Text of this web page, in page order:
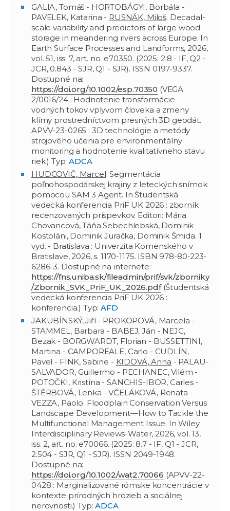
GALIA, Tomáš - HORTOBÁGYI, Borbála -
PAVELEK, Katarina - RUSNÁK, Miloš. Decadal-
scale variability and predictors of large wood
storage in meandering rivers across Europe. In
Earth Surface Processes and Landforms, 2026,
vol. 51, iss. 7, art. no. e70350. (2025: 2.8 - IF, Q2 -
JCR, 0.843 - SJR, Q1 - SJR). ISSN 0197-9337.
Dostupné na:
https://doi.org/10.1002/esp.70350 (VEGA
2/0016/24 : Hodnotenie transformácie
vodných tokov vplyvom človeka a zmeny
klímy prostredníctvom presných 3D geodát.
APVV-23-0265 : 3D technológie a metódy
strojového učenia pre environmentálny
monitoring a hodnotenie kvalitatívneho stavu
riek.) Typ:ADCA
HUDCOVIČ, Marcel. Segmentácia
poľnohospodárskej krajiny z leteckých snímok
pomocou SAM 3 Agent. In Študentská
vedecká konferencia PriF UK 2026 : zborník
recenzovaných príspevkov. Editori: Mária
Chovancová, Táňa Sebechlebská, Dominik
Kostoláni, Dominik Juračka, Dominik Šmida. 1.
vyd. - Bratislava : Univerzita Komenského v
Bratislave, 2026, s. 1170-1175. ISBN 978-80-223-
6286-3. Dostupné na internete:
https://fns.uniba.sk/fileadmin/prif/svk/zborniky
/Zbornik_SVK_PriF_UK_2026.pdf(Študentská
vedecká konferencia PriF UK 2026 :
konferencia.) Typ:AFD
JAKUBÍNSKÝ, Jiří - PROKOPOVÁ, Marcela -
STAMMEL, Barbara - BABEJ, Ján - NEJC,
Bezak - BORGWARDT, Florian - BUSSETTINI,
Martina - CAMPOREALE, Carlo - CUDLÍN,
Pavel - FINK, Sabine - KIDOVÁ, Anna - PALAU-
SALVADOR, Guillermo - PECHANEC, Vilém -
POTOČKI, Kristína - SANCHIS-IBOR, Carles -
ŠTĚRBOVÁ, Lenka - VČELÁKOVÁ, Renata -
VEZZA, Paolo. Floodplain Conservation Versus
Landscape Development—How to Tackle the
Multifunctional Management Issue. In Wiley
Interdisciplinary Reviews-Water, 2026, vol. 13,
iss. 2, art. no. e70066. (2025: 8.7 - IF, Q1 - JCR,
2.504 - SJR, Q1 - SJR). ISSN 2049-1948.
Dostupné na:
https://doi.org/10.1002/wat2.70066 (APVV-22-
0428 : Marginalizované rómske koncentrácie v
kontexte prírodných hrozieb a sociálnej
nerovnosti.) Typ:ADCA